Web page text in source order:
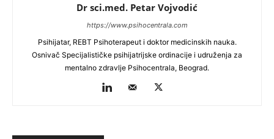
Dr sci.med. Petar Vojvodić
https://www.psihocentrala.com
Psihijatar, REBT Psihoterapeut i doktor medicinskih nauka.
Osnivač Specijalističke psihijatrijske ordinacije i udruženja za
mentalno zdravlje Psihocentrala, Beograd.